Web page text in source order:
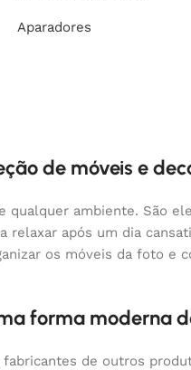
Aparadores
de móveis e
qualquer ambiente. São
relaxar após um dia
os móveis da foto e
forma moderna
de outros